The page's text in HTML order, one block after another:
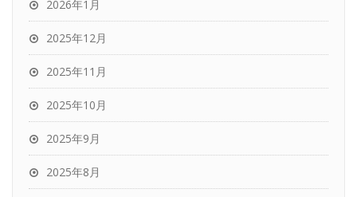
2026年1月
2025年12月
2025年11月
2025年10月
2025年9月
2025年8月